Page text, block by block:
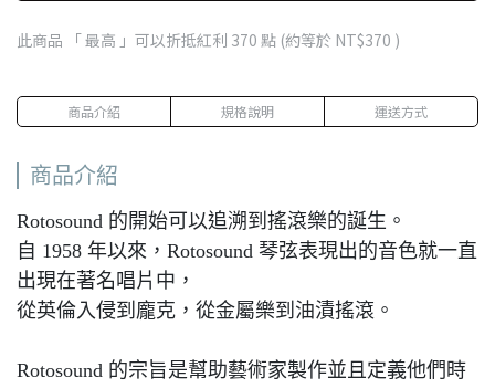
此商品 「 最高 」可以折抵紅利 370 點 (約等於 NT$370 )
商品介紹 規格說明 運送方式
商品介紹
Rotosound 的開始可以追溯到搖滾樂的誕生。
自 1958 年以來，Rotosound 琴弦表現出的音色就一直
出現在著名唱片中，
從英倫入侵到龐克，從金屬樂到油漬搖滾。
Rotosound 的宗旨是幫助藝術家製作並且定義他們時